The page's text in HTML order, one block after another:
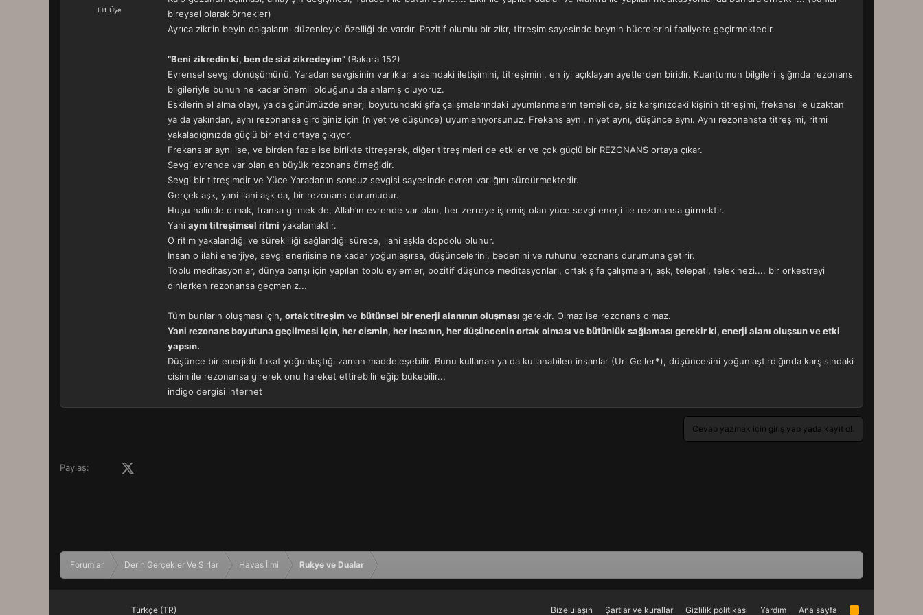
r
Elit Üye
bireysel olarak örnekler)
Ayrıca zikr’in beyin dalgalarını düzenleyici özelliği de vardır. Pozitif olumlu bir zikr, titreşim sayesinde beynin hücrelerini faaliyete geçirmektedir.
“Beni zikredin ki, ben de sizi zikredeyim” (Bakara 152)
Evrensel sevgi dönüşümünü, Yaradan sevgisinin varlıklar arasındaki iletişimini, titreşimini, en iyi açıklayan ayetlerden biridir. Kuantumun bilgileri ışığında rezonans
bilgileriyle bunun ne kadar önemli olduğunu da anlamış oluyoruz.
Eskilerin el alma olayı, ya da günümüzde enerji boyutundaki şifa çalışmalarındaki uyumlanmaların temeli de, siz karşınızdaki kişinin titreşimi, frekansı ile uzaktan
ya da yakından, aynı rezonansa girdiğiniz için (niyet ve düşünce) uyumlanıyorsunuz. Frekans aynı, niyet aynı, düşünce aynı. Aynı rezonansta titreşimi, ritmi
yakaladığınızda güçlü bir etki ortaya çıkıyor.
Frekanslar aynı ise, ve birden fazla ise birlikte titreşerek, diğer titreşimleri de etkiler ve çok güçlü bir REZONANS ortaya çıkar.
Sevgi evrende var olan en büyük rezonans örneğidir.
Sevgi bir titreşimdir ve Yüce Yaradan’ın sonsuz sevgisi sayesinde evren varlığını sürdürmektedir.
Gerçek aşk, yani ilahi aşk da, bir rezonans durumudur.
Huşu halinde olmak, transa girmek de, Allah’ın evrende var olan, her zerreye işlemiş olan yüce sevgi enerji ile rezonansa girmektir.
Yani aynı titreşimsel ritmi yakalamaktır.
O ritim yakalandığı ve sürekliliği sağlandığı sürece, ilahi aşkla dopdolu olunur.
İnsan o ilahi enerjiye, sevgi enerjisine ne kadar yoğunlaşırsa, düşüncelerini, bedenini ve ruhunu rezonans durumuna getirir.
Toplu meditasyonlar, dünya barışı için yapılan toplu eylemler, pozitif düşünce meditasyonları, ortak şifa çalışmaları, aşk, telepati, telekinezi.... bir orkestrayi
dinlerken rezonansa geçmeniz...
Tüm bunların oluşması için, ortak titreşim ve bütünsel bir enerji alanının oluşması gerekir. Olmaz ise rezonans olmaz.
Yani rezonans boyutuna geçilmesi için, her cismin, her insanın, her düşüncenin ortak olması ve bütünlük sağlaması gerekir ki, enerji alanı oluşsun ve etki
yapsın.
Düşünce bir enerjidir fakat yoğunlaştığı zaman maddeleşebilir. Bunu kullanan ya da kullanabilen insanlar (Uri Geller*), düşüncesini yoğunlaştırdığında karşısındaki
cisim ile rezonansa girerek onu hareket ettirebilir eğip bükebilir...
indigo dergisi internet
Cevap yazmak için giriş yap yada kayıt ol.
Paylaş: Facebook
Forumlar Derin Gerçekler Ve Sırlar Havas İlmi Rukye ve Dualar
Türkçe (TR) Bize ulaşın Şartlar ve kurallar Gizlilik politikası Yardım Ana sayfa
R